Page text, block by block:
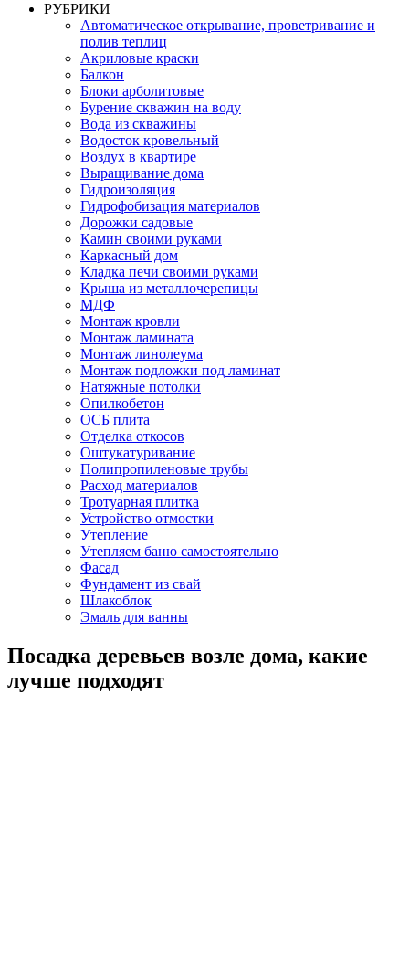
РУБРИКИ
Автоматическое открывание, проветривание и
полив теплиц
Акриловые краски
Балкон
Блоки арболитовые
Бурение скважин на воду
Вода из скважины
Водосток кровельный
Воздух в квартире
Выращивание дома
Гидроизоляция
Гидрофобизация материалов
Дорожки садовые
Камин своими руками
Каркасный дом
Кладка печи своими руками
Крыша из металлочерепицы
МДФ
Монтаж кровли
Монтаж ламината
Монтаж линолеума
Монтаж подложки под ламинат
Натяжные потолки
Опилкобетон
ОСБ плита
Отделка откосов
Оштукатуривание
Полипропиленовые трубы
Расход материалов
Тротуарная плитка
Устройство отмостки
Утепление
Утепляем баню самостоятельно
Фасад
Фундамент из свай
Шлакоблок
Эмаль для ванны
Посадка деревьев возле дома, какие
лучше подходят